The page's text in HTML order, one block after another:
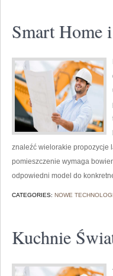
Smart Home
znaleźć wielorakie propozycje
pomieszczenie wymaga
odpowiedni model do
CATEGORIES: NOWE
Kuchnie